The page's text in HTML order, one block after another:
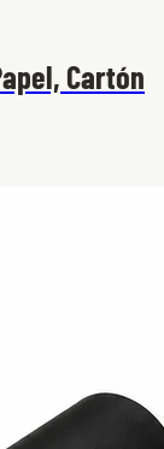
Cartón